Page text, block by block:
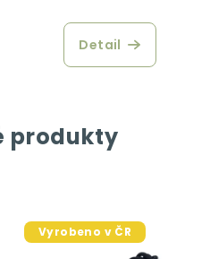
Detail
produkty
Vyrobeno v ČR